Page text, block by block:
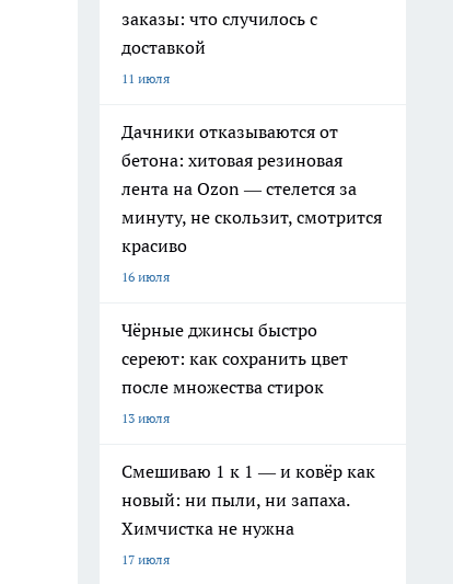
заказы: что случилось с
доставкой
11 июля
Дачники отказываются от
бетона: хитовая резиновая
лента на Ozon — стелется за
минуту, не скользит, смотрится
красиво
16 июля
Чёрные джинсы быстро
сереют: как сохранить цвет
после множества стирок
13 июля
Смешиваю 1 к 1 — и ковёр как
новый: ни пыли, ни запаха.
Химчистка не нужна
17 июля